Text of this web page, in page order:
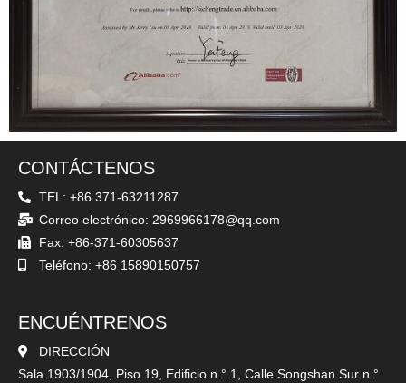
CONTÁCTENOS
TEL: +86 371-63211287
Correo electrónico: 2969966178@qq.com
Fax: +86-371-60305637
Teléfono: +86 15890150757
ENCUÉNTRENOS
DIRECCIÓN
Sala 1903/1904, Piso 19, Edificio n.° 1, Calle Songshan Sur n.°